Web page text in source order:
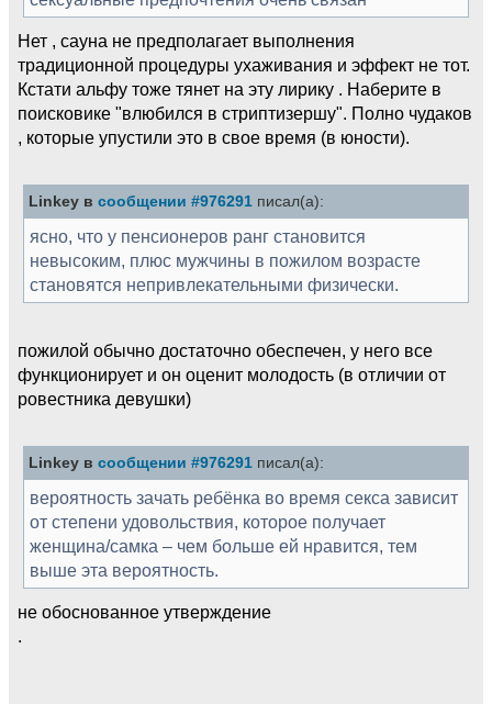
Нет , сауна не предполагает выполнения
традиционной процедуры ухаживания и эффект не тот.
Кстати альфу тоже тянет на эту лирику . Наберите в
поисковике "влюбился в стриптизершу". Полно чудаков
, которые упустили это в свое время (в юности).
Linkey в сообщении #976291 писал(а):
ясно, что у пенсионеров ранг становится
невысоким, плюс мужчины в пожилом возрасте
становятся непривлекательными физически.
пожилой обычно достаточно обеспечен, у него все
функционирует и он оценит молодость (в отличии от
ровестника девушки)
Linkey в сообщении #976291 писал(а):
вероятность зачать ребёнка во время секса зависит
от степени удовольствия, которое получает
женщина/самка – чем больше ей нравится, тем
выше эта вероятность.
не обоснованное утверждение
.